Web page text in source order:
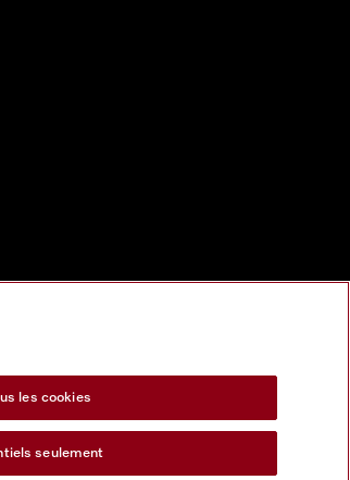
rétractation
les cookies
seulement